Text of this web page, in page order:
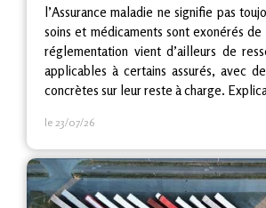
l’Assurance maladie ne signifie pas
soins et médicaments sont exonérés
réglementation vient d’ailleurs de
applicables à certains assurés, avec
concrètes sur leur reste à charge.
le 23/07/26